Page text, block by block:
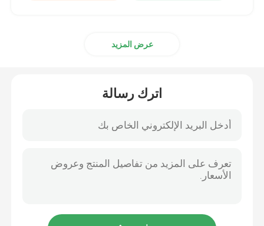
أشرطة فيديو
عرض المزيد
اترك رسالة